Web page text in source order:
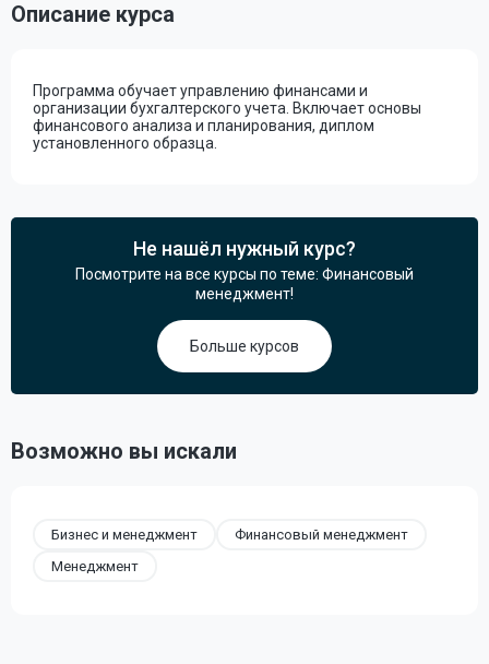
Описание курса
Программа обучает управлению финансами и
организации бухгалтерского учета. Включает основы
финансового анализа и планирования, диплом
установленного образца.
Не нашёл нужный курс?
Посмотрите на все курсы по теме: Финансовый
менеджмент!
Больше курсов
Возможно вы искали
Бизнес и менеджмент
Финансовый менеджмент
Менеджмент